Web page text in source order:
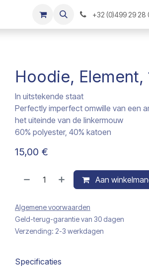
+32 (0)499 29 28
Hoodie, Element,
In uitstekende staat
Perfectly imperfect omwille van een
het uiteinde van de linkermouw
60% polyester, 40% katoen
15,00 €
Aan
Algemene voorwaarden
Geld-terug-garantie van 30 dagen
Verzending: 2-3 werkdagen
Specificaties